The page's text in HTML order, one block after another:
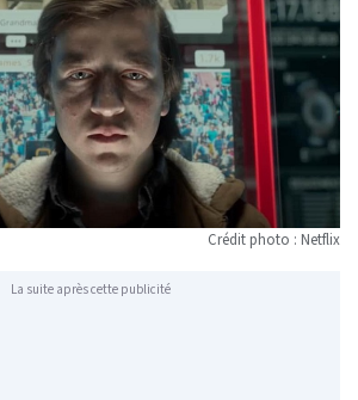
Crédit photo : Netflix
La suite après cette publicité